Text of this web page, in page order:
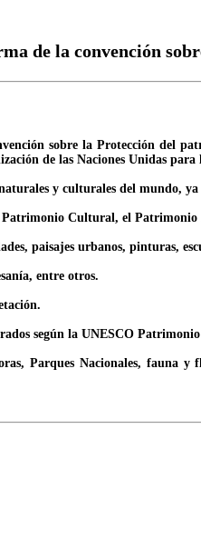
de la convención
sobre la Protección del
de las Naciones Unidas
y culturales del mundo,
Cultural, el Patrimonio
paisajes urbanos, pinturas,
entre otros.
según la UNESCO
Parques Nacionales,